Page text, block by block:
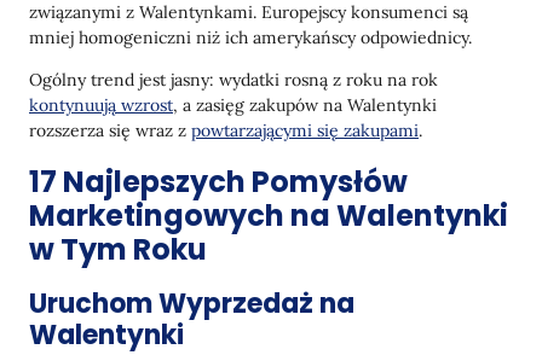
Zalecaj dodatkowe produkty
Zamień Klasyczną Grę w Walentynkową
Wizualizację
Zmiana Świątecznego Posiłku w Okazję
Promocyjną
Kiedy Twoja Marka Jest Rozpoznawalna na
Świecie, Prostota Działa
Przemyślane Rozwiązanie na Ostatnią Chwilę na
Walentynki
związanymi z Walentynkami. Europejscy konsumenci są
mniej homogeniczni niż ich amerykańscy odpowiednicy.
Ogólny trend jest jasny: wydatki rosną z roku na rok
kontynuują wzrost, a zasięg zakupów na Walentynki
rozszerza się wraz z powtarzającymi się zakupami.
17 Najlepszych Pomysłów
Marketingowych na Walentynki
w Tym Roku
Uruchom Wyprzedaż na
Walentynki